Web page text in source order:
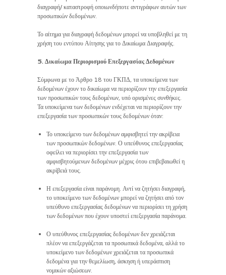
διαγραφή/ καταστροφή οποιωνδήποτε αντιγράφων αυτών των
προσωπικών δεδομένων.
Το αίτημα για διαγραφή δεδομένων μπορεί να υποβληθεί με τη
χρήση του εντύπου Αίτησης για το Δικαίωμα Διαγραφής.
5. Δικαίωμα Περιορισμού Επεξεργασίας Δεδομένων
Σύμφωνα με το Άρθρο 18 του ΓΚΠΔ, τα υποκείμενα των
δεδομένων έχουν το δικαίωμα να περιορίζουν την επεξεργασία
των προσωπικών τους δεδομένων, υπό ορισμένες συνθήκες.
Τα υποκείμενα των δεδομένων ενδέχεται να περιορίζουν την
επεξεργασία των προσωπικών τους δεδομένων όταν:
Το υποκείμενο των δεδομένων αμφισβητεί την ακρίβεια
των προσωπικών δεδομένων. Ο υπεύθυνος επεξεργασίας
οφείλει να περιορίσει την επεξεργασία των
αμφισβητούμενων δεδομένων μέχρις ότου επιβεβαιωθεί η
ακρίβειά τους.
Η επεξεργασία είναι παράνομη. Αντί να ζητήσει διαγραφή,
το υποκείμενο των δεδομένων μπορεί να ζητήσει από τον
υπεύθυνο επεξεργασίας δεδομένων να περιορίσει τη χρήση
των δεδομένων που έχουν υποστεί επεξεργασία παράνομα.
Ο υπεύθυνος επεξεργασίας δεδομένων δεν χρειάζεται
πλέον να επεξεργάζεται τα προσωπικά δεδομένα, αλλά το
υποκείμενο των δεδομένων χρειάζεται τα προσωπικά
δεδομένα για την θεμελίωση, άσκηση ή υπεράσπιση
νομικών αξιώσεων.